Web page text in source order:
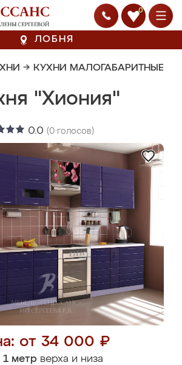
0
ЛОБНЯ
→ КУХНИ МАЛОГАБАРИТНЫЕ
"Хиония"
0.0 (0 голосов)
от 34 000 ₽
1 метрверха и низа